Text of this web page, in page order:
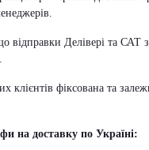
відправки Делівері та САТ
клієнтів фіксована та
на доставку по Україні: